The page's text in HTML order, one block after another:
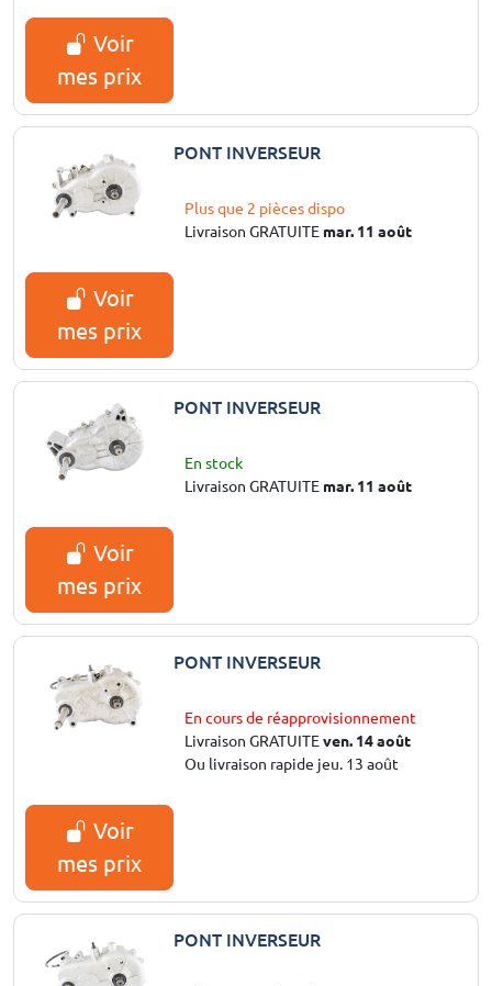
Voir
mes prix
PONT INVERSEUR
Plus que 2 pièces dispo
Livraison GRATUITE mar. 11 août
Voir
mes prix
PONT INVERSEUR
En stock
Livraison GRATUITE mar. 11 août
Voir
mes prix
PONT INVERSEUR
En cours de réapprovisionnement
Livraison GRATUITEven. 14 août
Ou livraison rapide jeu. 13 août
Voir
mes prix
PONT INVERSEUR